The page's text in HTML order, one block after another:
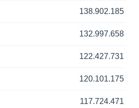
138.902.185
132.997.658
122.427.731
120.101.175
117.724.471